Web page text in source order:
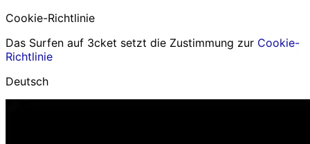
Cookie-Richtlinie
Das Surfen auf 3cket setzt die Zustimmung zur Cookie-
Richtlinie
Deutsch